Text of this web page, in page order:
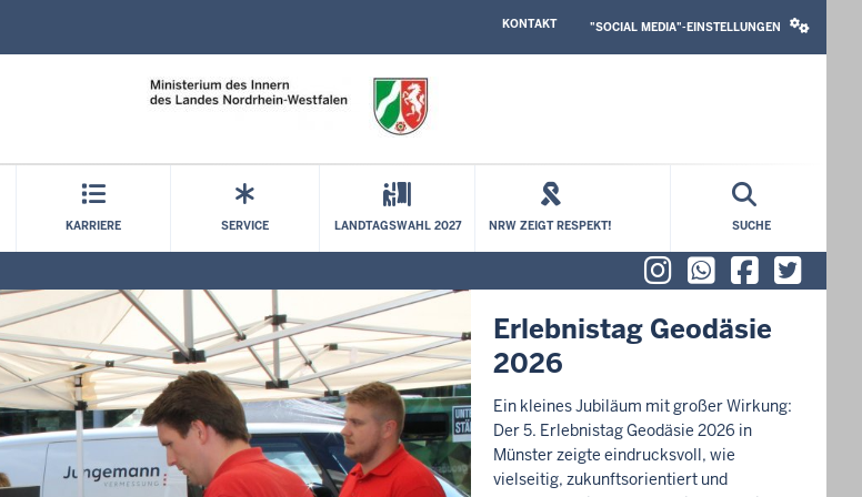
TOPKONTAKT
MEDIA
"SOCIAL MEDIA"-EINSTELLUNGEN
KARRIERE SERVICE LANDTAGSWAHL 2027 NRW ZEIGT RESPEKT! SUCHE
InstagramX
Erlebnistag Geodäsie
2026
Ein kleines Jubiläum mit großer Wirkung:
Der 5. Erlebnistag Geodäsie 2026 in
Münster zeigte eindrucksvoll, wie
vielseitig, zukunftsorientiert und